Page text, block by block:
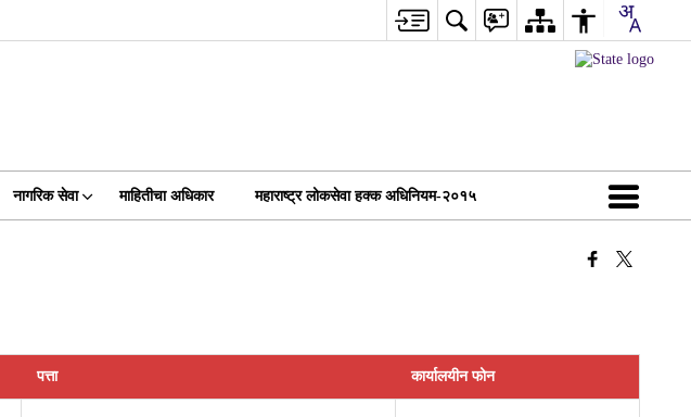
नागरिक सेवा माहितीचा अधिकार महाराष्ट्र लोकसेवा हक्क अधिनियम-२०१५
पत्ता कार्यालयीन फोन